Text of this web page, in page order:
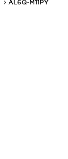
AL6Q-M11PY